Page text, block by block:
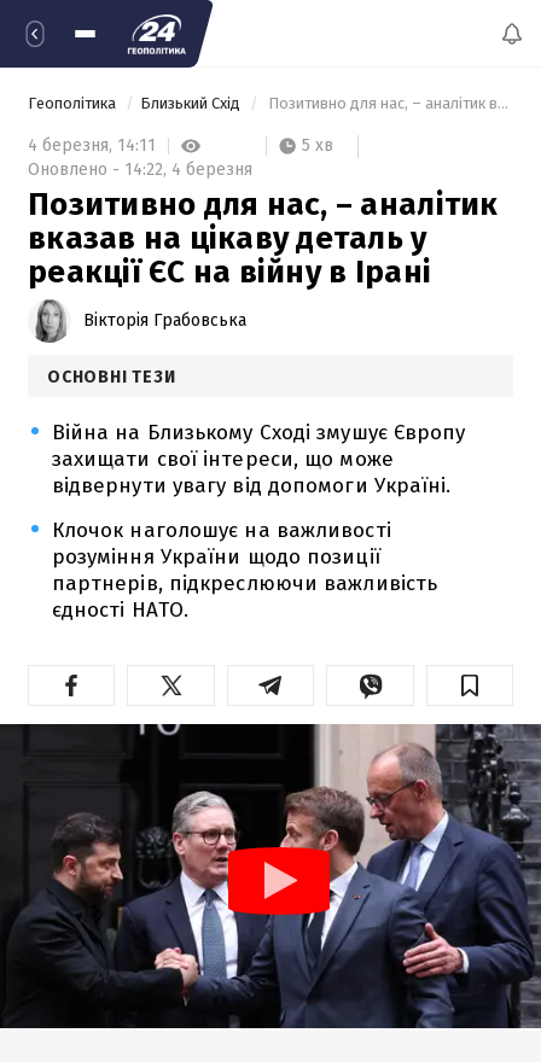
Геополітика Близький Схід Позитивно для нас, – аналітик вказав на цікаву деталь у реакції ЄС на війну в Ірані
4 березня, 14:11
5 хв
Оновлено - 14:22, 4 березня
Позитивно для нас, – аналітик
вказав на цікаву деталь у
реакції ЄС на війну в Ірані
Вікторія Грабовська
ОСНОВНІ ТЕЗИ
Війна на Близькому Сході змушує Європу
захищати свої інтереси, що може
відвернути увагу від допомоги Україні.
Клочок наголошує на важливості
розуміння України щодо позиції
партнерів, підкреслюючи важливість
єдності НАТО.